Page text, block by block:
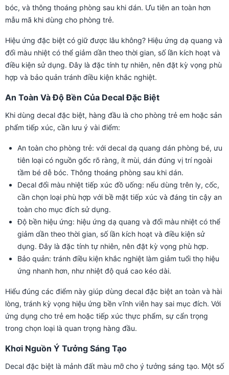
bóc, và thông thoáng phòng sau khi dán. Ưu tiên an toàn hơn
mẫu mã khi dùng cho phòng trẻ.
Hiệu ứng đặc biệt có giữ được lâu không? Hiệu ứng dạ quang và
đổi màu nhiệt có thể giảm dần theo thời gian, số lần kích hoạt và
điều kiện sử dụng. Đây là đặc tính tự nhiên, nên đặt kỳ vọng phù
hợp và bảo quản tránh điều kiện khắc nghiệt.
An Toàn Và Độ Bền Của Decal Đặc Biệt
Khi dùng decal đặc biệt, hàng đầu là cho phòng trẻ em hoặc sản
phẩm tiếp xúc, cần lưu ý vài điểm:
An toàn cho phòng trẻ: với decal dạ quang dán phòng bé, ưu
tiên loại có nguồn gốc rõ ràng, ít mùi, dán đúng vị trí ngoài
tầm bé dễ bóc. Thông thoáng phòng sau khi dán.
Decal đổi màu nhiệt tiếp xúc đồ uống: nếu dùng trên ly, cốc,
cần chọn loại phù hợp với bề mặt tiếp xúc và đáng tin cậy an
toàn cho mục đích sử dụng.
Độ bền hiệu ứng: hiệu ứng dạ quang và đổi màu nhiệt có thể
giảm dần theo thời gian, số lần kích hoạt và điều kiện sử
dụng. Đây là đặc tính tự nhiên, nên đặt kỳ vọng phù hợp.
Bảo quản: tránh điều kiện khắc nghiệt làm giảm tuổi thọ hiệu
ứng nhanh hơn, như nhiệt độ quá cao kéo dài.
Hiểu đúng các điểm này giúp dùng decal đặc biệt an toàn và hài
lòng, tránh kỳ vọng hiệu ứng bền vĩnh viễn hay sai mục đích. Với
ứng dụng cho trẻ em hoặc tiếp xúc thực phẩm, sự cẩn trọng
trong chọn loại là quan trọng hàng đầu.
Khơi Nguồn Ý Tưởng Sáng Tạo
Decal đặc biệt là mảnh đất màu mỡ cho ý tưởng sáng tạo. Một số